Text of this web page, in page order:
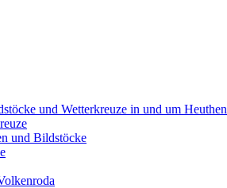
und Wetterkreuze in und um Heuthen
und Bildstöcke